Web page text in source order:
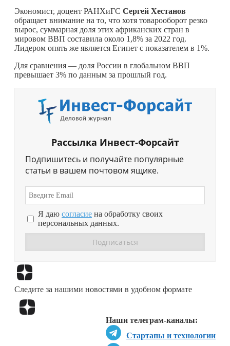
Экономист, доцент РАНХиГС Сергей Хестанов
обращает внимание на то, что хотя товарооборот резко
вырос, суммарная доля этих африканских стран в
мировом ВВП составила около 1,8% за 2022 год.
Лидером опять же является Египет с показателем в 1%.
Для сравнения — доля России в глобальном ВВП
превышает 3% по данным за прошлый год.
Рассылка Инвест-Форсайт
Подпишитесь и получайте популярные
статьи в вашем почтовом ящике.
Я даю согласие на обработку своих
персональных данных.
Следите за нашими новостями в удобном формате
Наши телеграм-каналы:
Стартапы и технологии